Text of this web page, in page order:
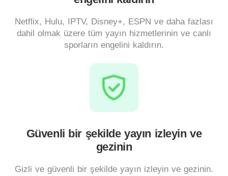
Netflix, Hulu, IPTV, Disney+, ESPN ve daha fazlası
dahil olmak üzere tüm yayın hizmetlerinin ve canlı
sporların engelini kaldırın.
Güvenli bir şekilde yayın izleyin ve
gezinin
Gizli ve güvenli bir şekilde yayın izleyin ve gezinin.